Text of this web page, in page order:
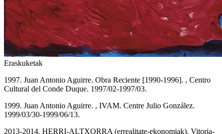
Eraskuketak
1997. Juan Antonio Aguirre. Obra Reciente [1990-1996]. , Centro
Cultural del Conde Duque. 1997/02-1997/03.
1999. Juan Antonio Aguirre. , IVAM. Centre Julio González.
1999/03/30-1999/06/13.
2013-2014. HERRI-ALTXORRA (errealitate-ekonomiak). Vitoria-